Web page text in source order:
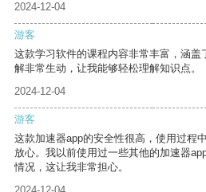
2024-12-04
游客
这款学习软件的课程内容非常丰富，涵
解非常生动，让我能够轻松理解知识点。
2024-12-04
游客
这款加速器app的安全性很高，使用过程
放心。我以前使用过一些其他的加速器
情况，这让我非常担心。